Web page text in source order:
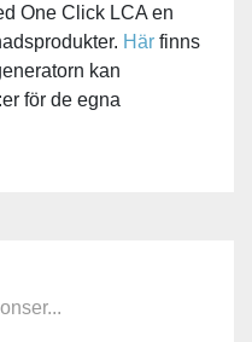
One Click LCA en
Här finns
kan
för de egna